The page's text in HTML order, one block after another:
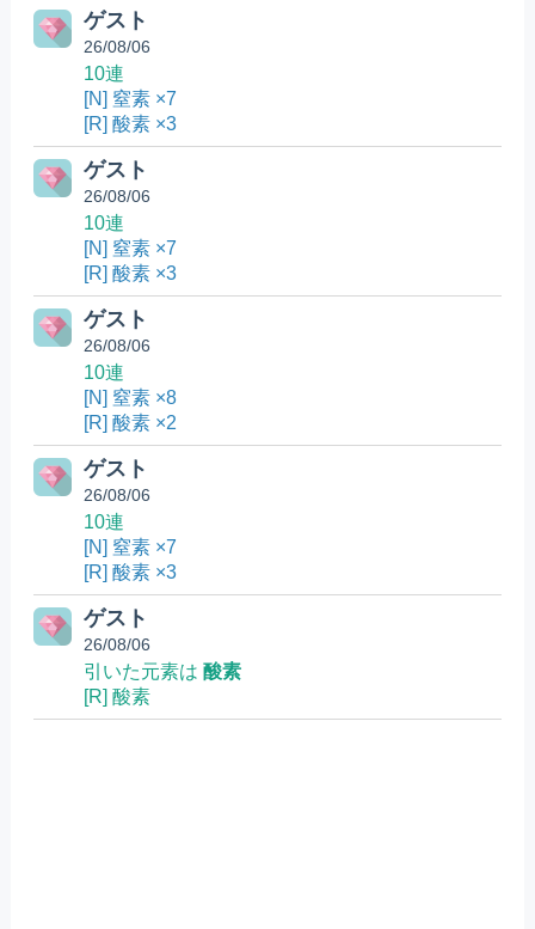
ゲスト
26/08/06
10連
[N] 窒素 ×7
[R] 酸素 ×3
ゲスト
26/08/06
10連
[N] 窒素 ×7
[R] 酸素 ×3
ゲスト
26/08/06
10連
[N] 窒素 ×8
[R] 酸素 ×2
ゲスト
26/08/06
10連
[N] 窒素 ×7
[R] 酸素 ×3
ゲスト
26/08/06
引いた元素は 酸素
[R] 酸素